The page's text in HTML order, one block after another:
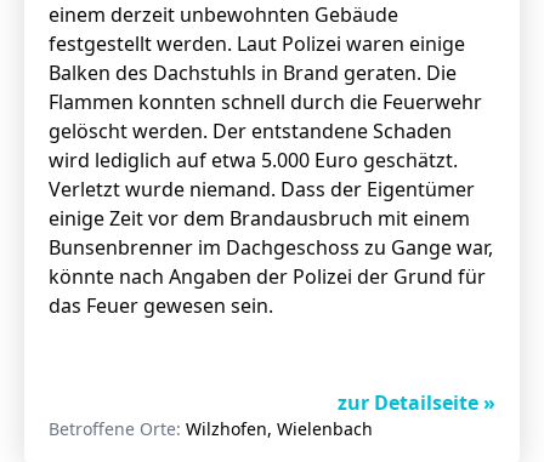
Amphibienschutz
Service
Nachgehört
Newsletter
Zeit fürs Oberland
einem derzeit unbewohnten Gebäude
festgestellt werden. Laut Polizei waren einige
Balken des Dachstuhls in Brand geraten. Die
Flammen konnten schnell durch die Feuerwehr
gelöscht werden. Der entstandene Schaden
wird lediglich auf etwa 5.000 Euro geschätzt.
Verletzt wurde niemand. Dass der Eigentümer
einige Zeit vor dem Brandausbruch mit einem
Bunsenbrenner im Dachgeschoss zu Gange war,
könnte nach Angaben der Polizei der Grund für
das Feuer gewesen sein.
zur Detailseite »
Betroffene Orte: Wilzhofen, Wielenbach